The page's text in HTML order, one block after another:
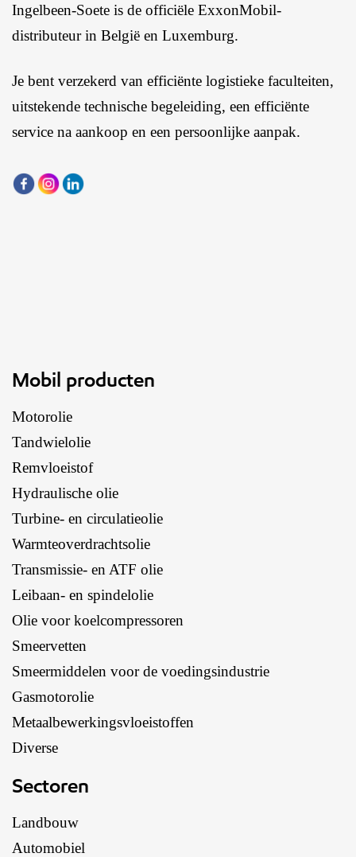
Ingelbeen-Soete is de officiële ExxonMobil-
distributeur in België en Luxemburg.
Je bent verzekerd van efficiënte logistieke faculteiten,
uitstekende technische begeleiding, een efficiënte
service na aankoop en een persoonlijke aanpak.
Mobil producten
Motorolie
Tandwielolie
Remvloeistof
Hydraulische olie
Turbine- en circulatieolie
Warmteoverdrachtsolie
Transmissie- en ATF olie
Leibaan- en spindelolie
Olie voor koelcompressoren
Smeervetten
Smeermiddelen voor de voedingsindustrie
Gasmotorolie
Metaalbewerkingsvloeistoffen
Diverse
Sectoren
Landbouw
Automobiel